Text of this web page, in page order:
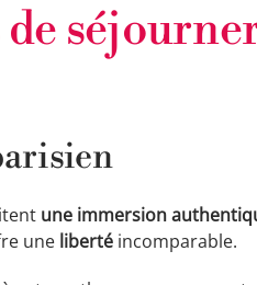
une immersion
une liberté incomparable.